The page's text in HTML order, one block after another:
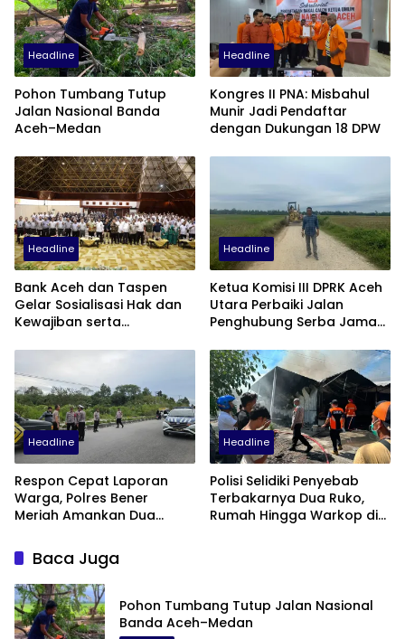
Headline
Pohon Tumbang Tutup
Jalan Nasional Banda
Aceh–Medan
Headline
Kongres II PNA: Misbahul
Munir Jadi Pendaftar
dengan Dukungan 18 DPW
Headline
Bank Aceh dan Taspen
Gelar Sosialisasi Hak dan
Kewajiban serta
Menjelang Pensiun
Headline
Ketua Komisi III DPRK Aceh
Utara Perbaiki Jalan
Penghubung Serba Jaman
Gampong Tanah Luas
Headline
Respon Cepat Laporan
Warga, Polres Bener
Meriah Amankan Dua
Terlibat Balap Liar
Headline
Polisi Selidiki Penyebab
Terbakarnya Dua Ruko,
Rumah Hingga Warkop di
Baca Juga
Pohon Tumbang Tutup Jalan Nasional
Banda Aceh–Medan